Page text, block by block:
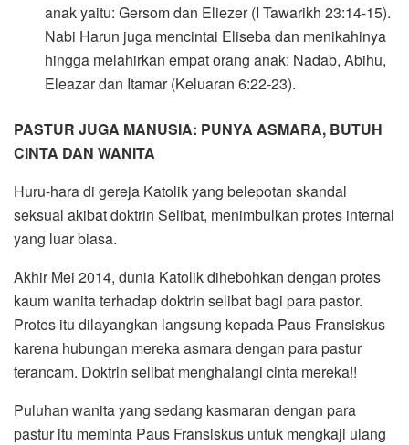
anak yaitu: Gersom dan Eliezer (I Tawarikh 23:14-15).
Nabi Harun juga mencintai Eliseba dan menikahinya
hingga melahirkan empat orang anak: Nadab, Abihu,
Eleazar dan Itamar (Keluaran 6:22-23).
PASTUR JUGA MANUSIA: PUNYA ASMARA, BUTUH
CINTA DAN WANITA
Huru-hara di gereja Katolik yang belepotan skandal
seksual akibat doktrin Selibat, menimbulkan protes internal
yang luar biasa.
Akhir Mei 2014, dunia Katolik dihebohkan dengan protes
kaum wanita terhadap doktrin selibat bagi para pastor.
Protes itu dilayangkan langsung kepada Paus Fransiskus
karena hubungan mereka asmara dengan para pastur
terancam. Doktrin selibat menghalangi cinta mereka!!
Puluhan wanita yang sedang kasmaran dengan para
pastur itu meminta Paus Fransiskus untuk mengkaji ulang